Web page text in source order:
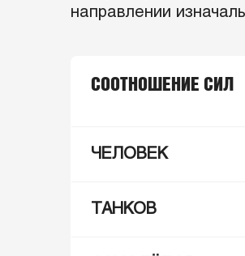
направлении
СООТНОШЕНИЕ СИЛ
ЧЕЛОВЕК
ТАНКОВ